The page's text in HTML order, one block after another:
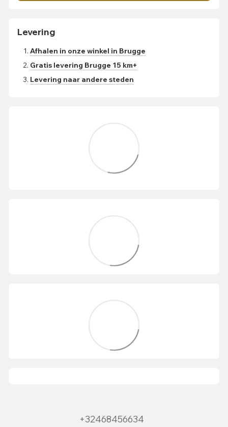
Levering
Afhalen in onze winkel in Brugge
Gratis levering Brugge 15 km+
Levering naar andere steden
+32468456634